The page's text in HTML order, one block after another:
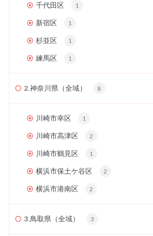
千代田区 1
新宿区 1
杉並区 1
練馬区 1
2.神奈川県（全域） 8
川崎市幸区 1
川崎市高津区 2
川崎市鶴見区 1
横浜市保土ケ谷区 2
横浜市港南区 2
3.鳥取県（全域） 3